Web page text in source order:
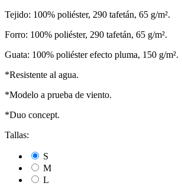
Tejido: 100% poliéster, 290 tafetán, 65 g/m².
Forro: 100% poliéster, 290 tafetán, 65 g/m².
Guata: 100% poliéster efecto pluma, 150 g/m².
*Resistente al agua.
*Modelo a prueba de viento.
*Duo concept.
Tallas:
S
M
L